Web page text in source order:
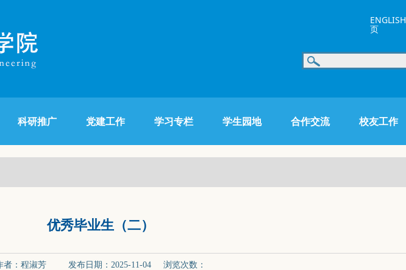
ENGLISH
页
科研推广 党建工作 学习专栏 学生园地 合作交流 校友工作
优秀毕业生（二）
者：程淑芳 发布日期：2025-11-04 浏览次数：